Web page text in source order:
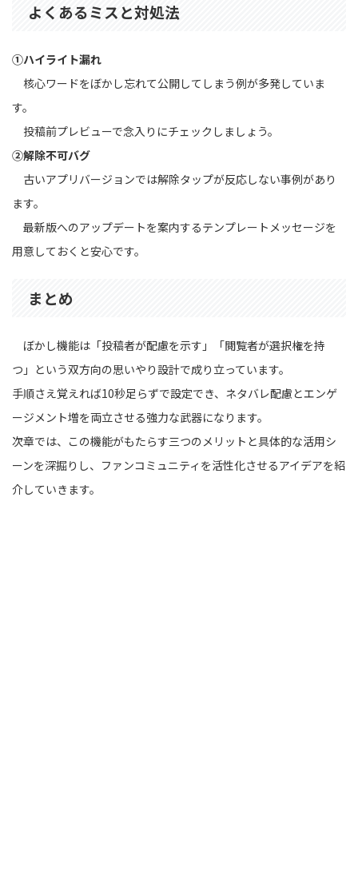
よくあるミスと対処法
①ハイライト漏れ
核心ワードをぼかし忘れて公開してしまう例が多発していま
す。
投稿前プレビューで念入りにチェックしましょう。
②解除不可バグ
古いアプリバージョンでは解除タップが反応しない事例があり
ます。
最新版へのアップデートを案内するテンプレートメッセージを
用意しておくと安心です。
まとめ
ぼかし機能は「投稿者が配慮を示す」「閲覧者が選択権を持
つ」という双方向の思いやり設計で成り立っています。
手順さえ覚えれば10秒足らずで設定でき、ネタバレ配慮とエンゲ
ージメント増を両立させる強力な武器になります。
次章では、この機能がもたらす三つのメリットと具体的な活用シ
ーンを深掘りし、ファンコミュニティを活性化させるアイデアを紹
介していきます。